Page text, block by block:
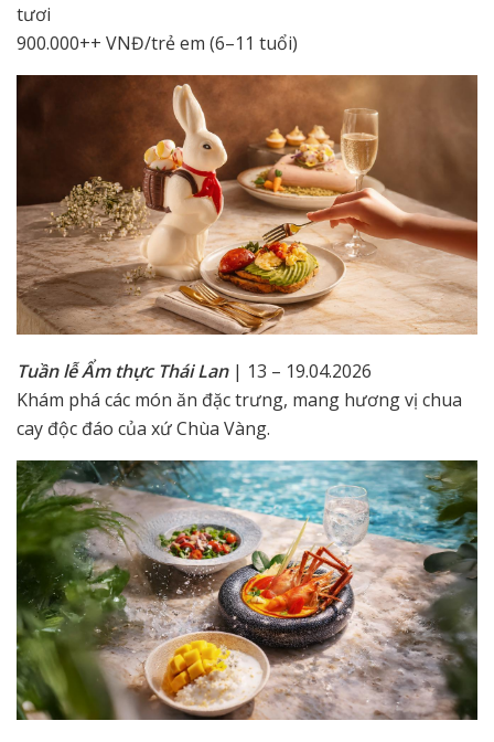
tươi
900.000++ VNĐ/trẻ em (6–11 tuổi)
Tuần lễ Ẩm thực Thái Lan| 13 – 19.04.2026
Khám phá các món ăn đặc trưng, mang hương vị chua
cay độc đáo của xứ Chùa Vàng.